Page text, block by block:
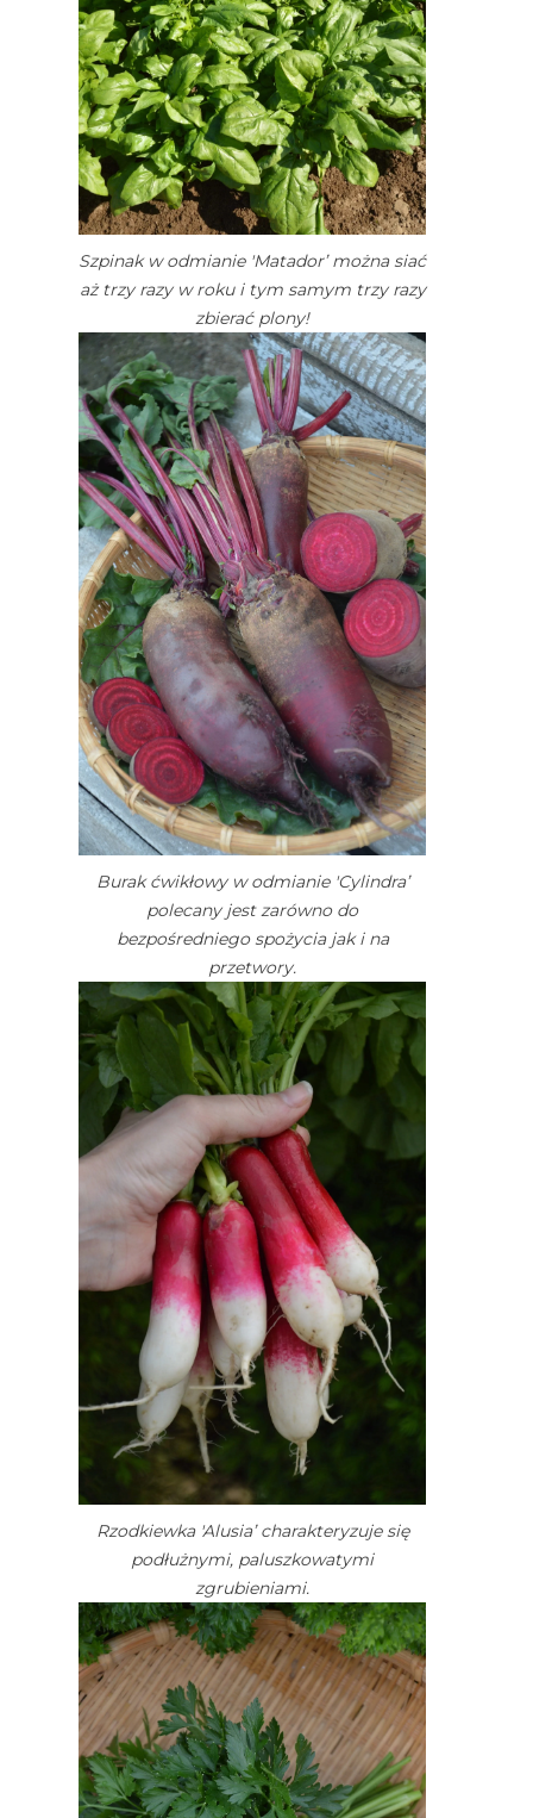
Szpinak w odmianie 'Matador’ można siać
aż trzy razy w roku i tym samym trzy razy
zbierać plony!
Burak ćwikłowy w odmianie 'Cylindra’
polecany jest zarówno do
bezpośredniego spożycia jak i na
przetwory.
Rzodkiewka 'Alusia’ charakteryzuje się
podłużnymi, paluszkowatymi
zgrubieniami.